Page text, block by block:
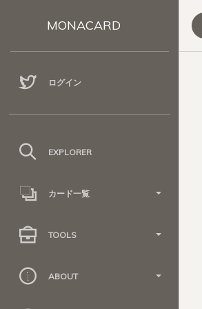
MONACARD
ログイン
EXPLORER
カード一覧
TOOLS
ABOUT